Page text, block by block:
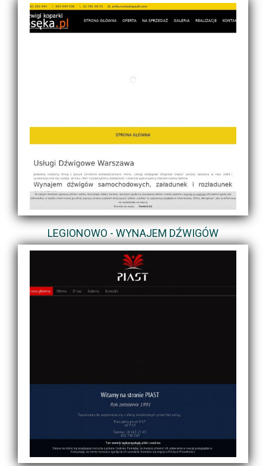
LEGIONOWO - WYNAJEM DŹWIGÓW